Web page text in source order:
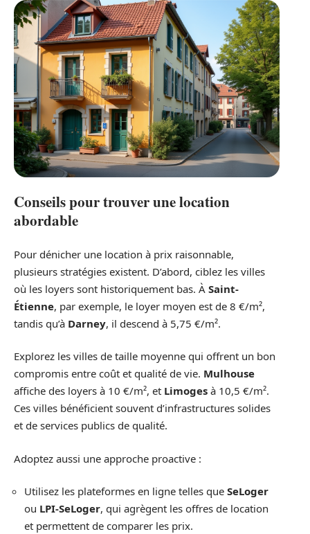
Conseils pour trouver une location
abordable
Pour dénicher une location à prix raisonnable,
plusieurs stratégies existent. D’abord, ciblez les villes
où les loyers sont historiquement bas. À Saint-
Étienne, par exemple, le loyer moyen est de 8 €/m²,
tandis qu’à Darney, il descend à 5,75 €/m².
Explorez les villes de taille moyenne qui offrent un bon
compromis entre coût et qualité de vie. Mulhouse
affiche des loyers à 10 €/m², et Limoges à 10,5 €/m².
Ces villes bénéficient souvent d’infrastructures solides
et de services publics de qualité.
Adoptez aussi une approche proactive :
Utilisez les plateformes en ligne telles que SeLoger
ou LPI-SeLoger, qui agrègent les offres de location
et permettent de comparer les prix.